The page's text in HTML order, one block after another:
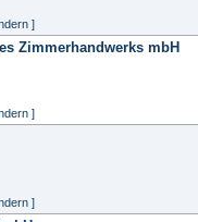
]
Zimmerhandwerks mbH
]
]